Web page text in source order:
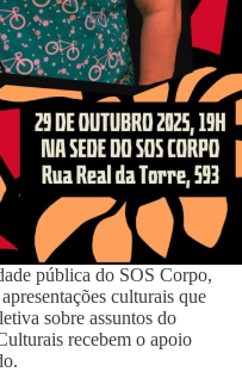
pública do SOS Corpo,
culturais que
sobre assuntos do
recebem o apoio